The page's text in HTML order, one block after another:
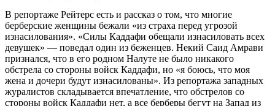
В репортаже Рейтерс есть и рассказ о том, что многие
берберские женщины бежали «из страха перед угрозой
изнасилования». «Силы Каддафи обещали изнасиловать всех
девушек» — поведал один из беженцев. Некий Саид Амрави
признался, что в его родном Налуте не было никакого
обстрела со стороны войск Каддафи, но «я боюсь, что моя
жена и дочери будут изнасилованы». Из репортажа западных
журалистов складывается впечатление, что обстрелов со
стороны войск Каддафи нет, а все берберы бегут на Запад из